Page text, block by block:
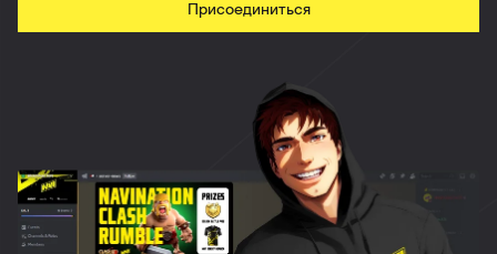
Присоединиться